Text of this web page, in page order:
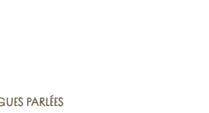
PARLÉES
PARLÉES